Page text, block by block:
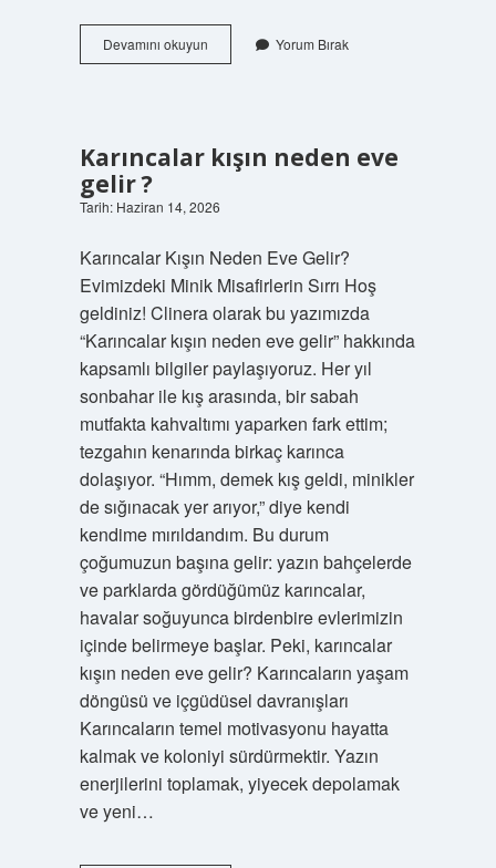
Devamını okuyunKarınca
cennete
Yorum Bırak
Karıncalar kışın neden eve
gelir ?
Tarih: Haziran 14, 2026
Karıncalar Kışın Neden Eve Gelir?
Evimizdeki Minik Misafirlerin Sırrı Hoş
geldiniz! Clinera olarak bu yazımızda
“Karıncalar kışın neden eve gelir” hakkında
kapsamlı bilgiler paylaşıyoruz. Her yıl
sonbahar ile kış arasında, bir sabah
mutfakta kahvaltımı yaparken fark ettim;
tezgahın kenarında birkaç karınca
dolaşıyor. “Hımm, demek kış geldi, minikler
de sığınacak yer arıyor,” diye kendi
kendime mırıldandım. Bu durum
çoğumuzun başına gelir: yazın bahçelerde
ve parklarda gördüğümüz karıncalar,
havalar soğuyunca birdenbire evlerimizin
içinde belirmeye başlar. Peki, karıncalar
kışın neden eve gelir? Karıncaların yaşam
döngüsü ve içgüdüsel davranışları
Karıncaların temel motivasyonu hayatta
kalmak ve koloniyi sürdürmektir. Yazın
enerjilerini toplamak, yiyecek depolamak
ve yeni…